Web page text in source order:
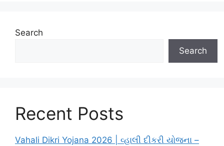
Search
Search
Recent Posts
Vahali Dikri Yojana 2026 | વ્હાલી દીકરી યોજના –